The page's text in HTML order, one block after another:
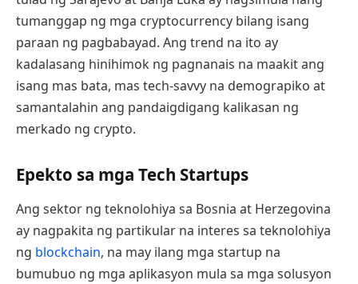
tumanggap ng mga cryptocurrency bilang isang
paraan ng pagbabayad. Ang trend na ito ay
kadalasang hinihimok ng pagnanais na maakit ang
isang mas bata, mas tech-savvy na demograpiko at
samantalahin ang pandaigdigang kalikasan ng
merkado ng crypto.
Epekto sa mga Tech Startups
Ang sektor ng teknolohiya sa Bosnia at Herzegovina
ay nagpakita ng partikular na interes sa teknolohiya
ng blockchain, na may ilang mga startup na
bumubuo ng mga aplikasyon mula sa mga solusyon